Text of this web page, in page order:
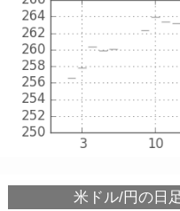
米ドル/円の日